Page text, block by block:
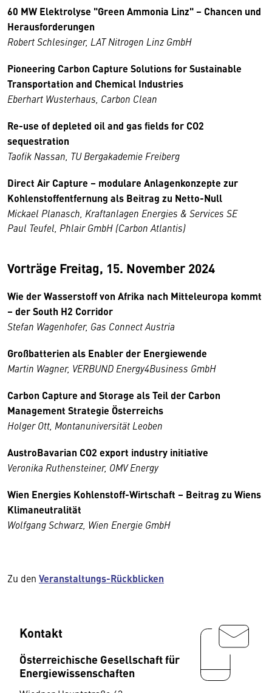
60 MW Elektrolyse "Green Ammonia Linz" – Chancen und
Herausforderungen
Robert Schlesinger, LAT Nitrogen Linz GmbH
Pioneering Carbon Capture Solutions for Sustainable
Transportation and Chemical Industries
Eberhart Wusterhaus, Carbon Clean
Re-use of depleted oil and gas fields for CO2
sequestration
Taofik Nassan, TU Bergakademie Freiberg
Direct Air Capture – modulare Anlagenkonzepte zur
Kohlenstoffentfernung als Beitrag zu Netto-Null
Mickael Planasch, Kraftanlagen Energies & Services SE
Paul Teufel, Phlair GmbH (Carbon Atlantis)
Vorträge Freitag, 15. November 2024
Wie der Wasserstoff von Afrika nach Mitteleuropa kommt
– der South H2 Corridor
Stefan Wagenhofer, Gas Connect Austria
Großbatterien als Enabler der Energiewende
Martin Wagner, VERBUND Energy4Business GmbH
Carbon Capture and Storage als Teil der Carbon
Management Strategie Österreichs
Holger Ott, Montanuniversität Leoben
AustroBavarian CO2 export industry initiative
Veronika Ruthensteiner, OMV Energy
Wien Energies Kohlenstoff-Wirtschaft – Beitrag zu Wiens
Klimaneutralität
Wolfgang Schwarz, Wien Energie GmbH
Zu den Veranstaltungs-Rückblicken
Kontakt
Österreichische Gesellschaft für
Energiewissenschaften